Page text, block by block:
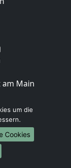
Main
um die
Cookies